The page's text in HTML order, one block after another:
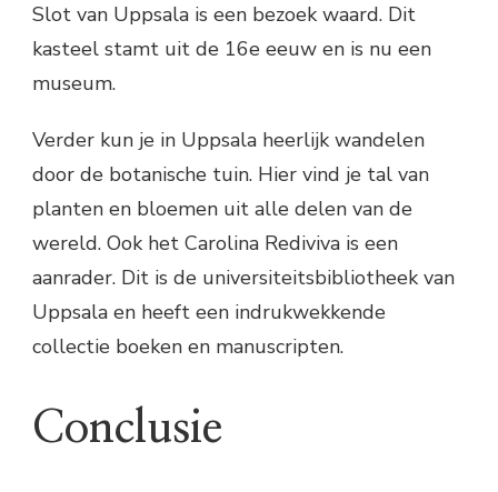
Slot van Uppsala is een bezoek waard. Dit
kasteel stamt uit de 16e eeuw en is nu een
museum.
Verder kun je in Uppsala heerlijk wandelen
door de botanische tuin. Hier vind je tal van
planten en bloemen uit alle delen van de
wereld. Ook het Carolina Rediviva is een
aanrader. Dit is de universiteitsbibliotheek van
Uppsala en heeft een indrukwekkende
collectie boeken en manuscripten.
Conclusie